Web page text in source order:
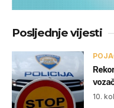
Posljednje vijesti
10.